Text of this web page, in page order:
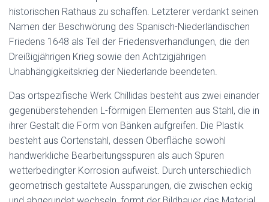
historischen Rathaus zu schaffen. Letzterer verdankt seinen
Namen der Beschwörung des Spanisch-Niederländischen
Friedens 1648 als Teil der Friedensverhandlungen, die den
Dreißigjährigen Krieg sowie den Achtzigjährigen
Unabhängigkeitskrieg der Niederlande beendeten.
Das ortspezifische Werk Chillidas besteht aus zwei einander
gegenüberstehenden L-förmigen Elementen aus Stahl, die in
ihrer Gestalt die Form von Bänken aufgreifen. Die Plastik
besteht aus Cortenstahl, dessen Oberfläche sowohl
handwerkliche Bearbeitungsspuren als auch Spuren
wetterbedingter Korrosion aufweist. Durch unterschiedlich
geometrisch gestaltete Aussparungen, die zwischen eckig